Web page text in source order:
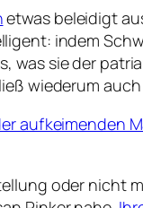
etwas beleidigt
indem
was sie der
wiederum
aufkeimenden
oder nicht